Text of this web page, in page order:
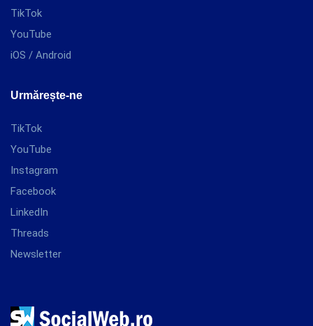
TikTok
YouTube
iOS / Android
Urmărește-ne
TikTok
YouTube
Instagram
Facebook
LinkedIn
Threads
Newsletter